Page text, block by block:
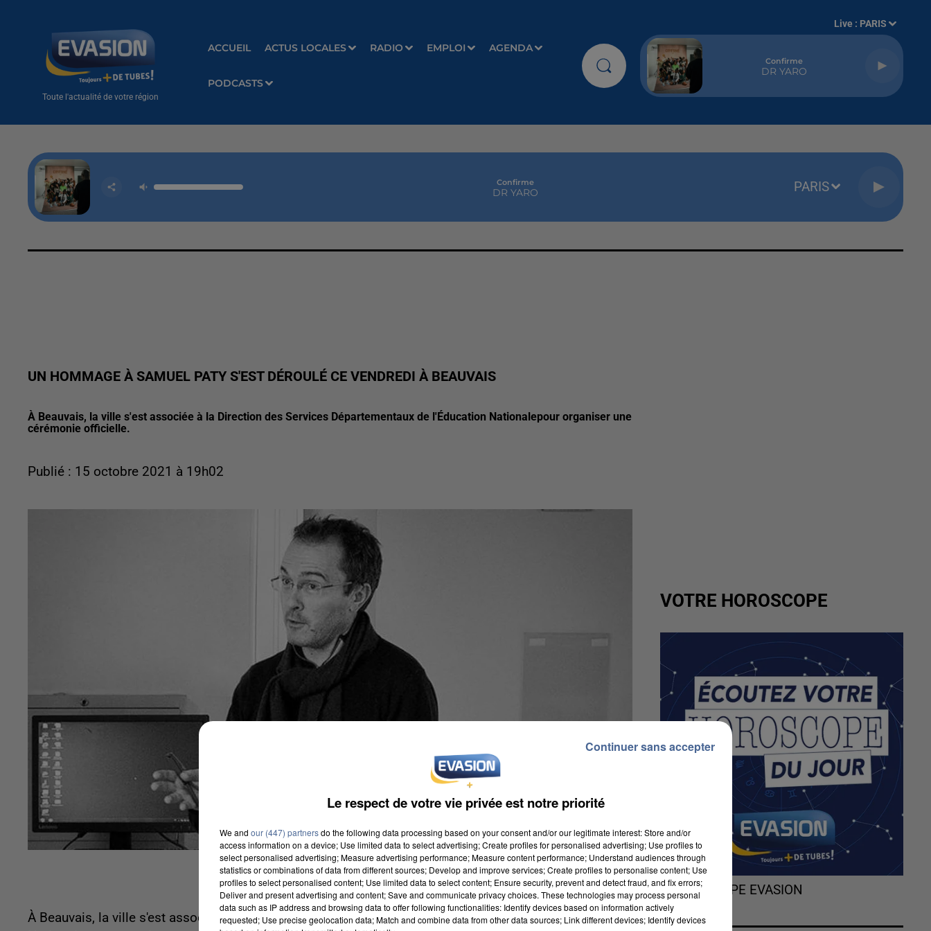
Toute l'actualité de votre région
ACCUEIL ACTUS LOCALES RADIO EMPLOI AGENDA
PODCASTS
Live : PARIS
Confirme
DR YARO
Confirme
DR YARO PARIS
UN HOMMAGE À SAMUEL PATY S'EST DÉROULÉ CE VENDREDI À BEAUVAIS
À Beauvais, la ville s'est associée à la Direction des Services Départementaux de l'Éducation Nationalepour organiser une
cérémonie officielle.
Publié : 15 octobre 2021 à 19h02
À Beauvais, la ville s'est associée à la Direction des Services Départementaux de l'Éducation
VOTRE HOROSCOPE
L'HOROSCOPE EVASION
Le respect de votre vie privée est notre priorité
We and our (447) partnersdo the following data processing based on your consent and/or our legitimate interest: Store and/or
access information on a device; Use limited data to select advertising; Create profiles for personalised advertising; Use profiles to
select personalised advertising; Measure advertising performance; Measure content performance; Understand audiences through
statistics or combinations of data from different sources; Develop and improve services; Create profiles to personalise content; Use
profiles to select personalised content; Use limited data to select content; Ensure security, prevent and detect fraud, and fix errors;
Deliver and present advertising and content; Save and communicate privacy choices. These technologies may process personal
data such as IP address and browsing data to offer following functionalities: Identify devices based on information actively
requested; Use precise geolocation data; Match and combine data from other data sources; Link different devices; Identify devices
Continuer sans accepter